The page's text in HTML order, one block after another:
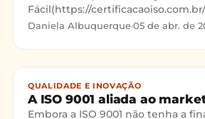
Fácil(https://certificacaoiso.com.br/
9001 de um jeito fácil") já conhece
Daniela Albuquerque·05 de abr. de
QUALIDADE E INOVAÇÃO
A ISO 9001 aliada ao
Embora a ISO 9001 não tenha a